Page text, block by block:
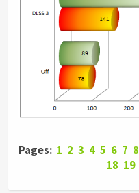
Pages: 1 2 3 4 5 6 7 8
18 19